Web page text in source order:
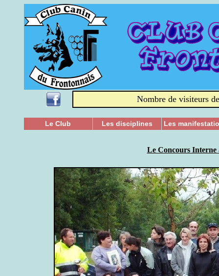
Nombre de visiteurs
Le Club Les disciplines Les
Le Concours Interne